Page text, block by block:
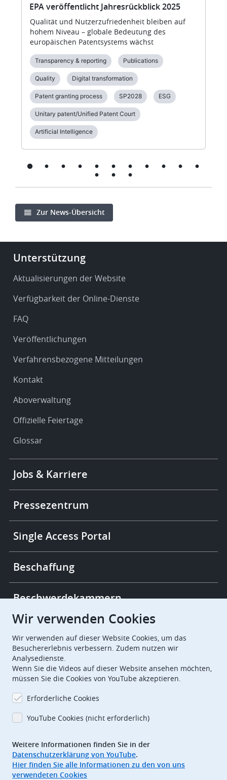
EPA veröffentlicht Jahresrückblick 2025
Qualität und Nutzerzufriedenheit bleiben auf
hohem Niveau – globale Bedeutung des
europäischen Patentsystems wächst
Transparency & reporting Publications
Quality Digital transformation
Patent granting process SP2028 ESG
Unitary patent/Unified Patent Court
Artificial Intelligence
Zur News-Übersicht
Footer
Service
support
Unterstützung
Aktualisierungen der Website
Verfügbarkeit der Online-Dienste
FAQ
Veröffentlichungen
Verfahrensbezogene Mitteilungen
Kontakt
Aboverwaltung
Offizielle Feiertage
Glossar
More
links
Jobs & Karriere
Pressezentrum
Single Access Portal
Beschaffung
Beschwerdekammern
EuropeanPatentOffice
EPO Procurement
TheEPO
Wir verwenden Cookies
Wir verwenden auf dieser Website Cookies, um das
Besuchererlebnis verbessern. Zudem nutzen wir
Analysedienste.
Wenn Sie die Videos auf dieser Website ansehen möchten,
müssen Sie die Cookies von YouTube akzeptieren.
Erforderliche Cookies
YouTube Cookies (nicht erforderlich)
Weitere Informationen finden Sie in der
Datenschutzerklärung von YouTube.
Hier finden Sie alle Informationen zu den von uns
verwendeten Cookies